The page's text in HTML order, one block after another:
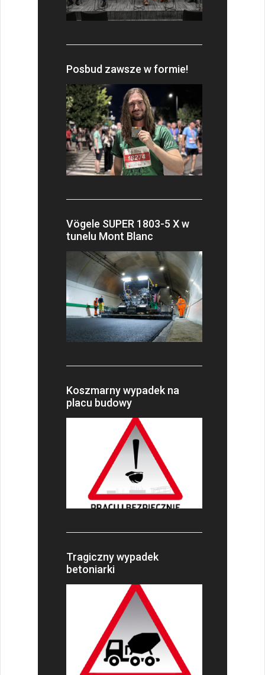
Posbud zawsze w formie!
Vögele SUPER 1803-5 X w
tunelu Mont Blanc
Koszmarny wypadek na
placu budowy
Tragiczny wypadek
betoniarki